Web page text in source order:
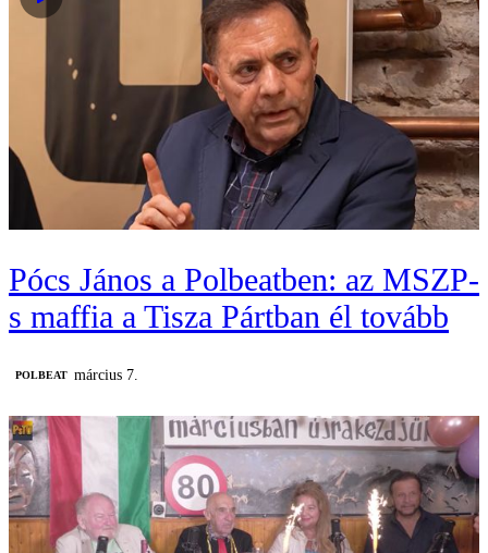
Pócs János a Polbeatben: az MSZP-
s maffia a Tisza Pártban él tovább
‎POLBEAT március 7.